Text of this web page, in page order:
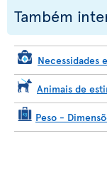
Também
Necessidades
Animais de
Peso -